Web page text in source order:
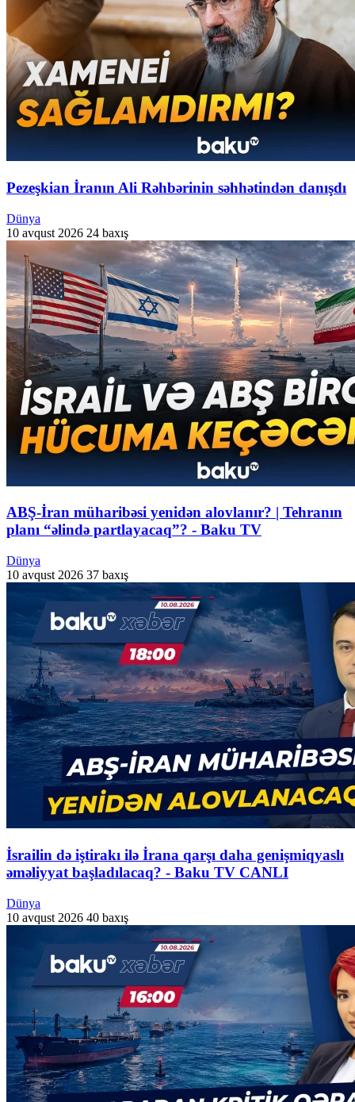
Pezeşkian İranın Ali Rəhbərinin səhhətindən danışdı
Dünya
10 avqust 2026 24 baxış
ABŞ-İran müharibəsi yenidən alovlanır? | Tehranın
planı “əlində partlayacaq”? - Baku TV
Dünya
10 avqust 2026 37 baxış
İsrailin də iştirakı ilə İrana qarşı daha genişmiqyaslı
əməliyyat başladılacaq? - Baku TV CANLI
Dünya
10 avqust 2026 40 baxış